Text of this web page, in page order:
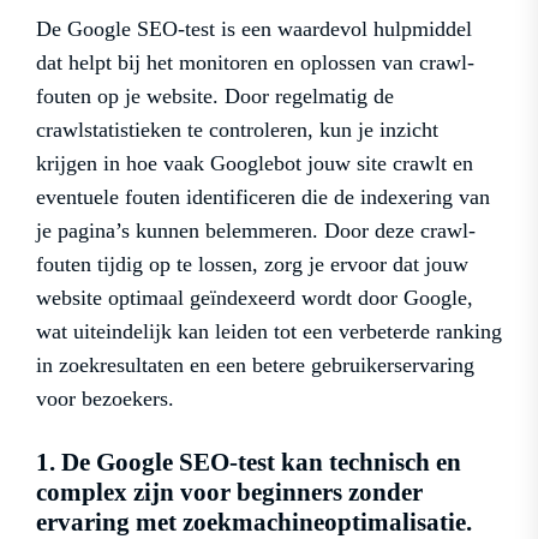
De Google SEO-test is een waardevol hulpmiddel
dat helpt bij het monitoren en oplossen van crawl-
fouten op je website. Door regelmatig de
crawlstatistieken te controleren, kun je inzicht
krijgen in hoe vaak Googlebot jouw site crawlt en
eventuele fouten identificeren die de indexering van
je pagina’s kunnen belemmeren. Door deze crawl-
fouten tijdig op te lossen, zorg je ervoor dat jouw
website optimaal geïndexeerd wordt door Google,
wat uiteindelijk kan leiden tot een verbeterde ranking
in zoekresultaten en een betere gebruikerservaring
voor bezoekers.
1. De Google SEO-test kan technisch en
complex zijn voor beginners zonder
ervaring met zoekmachineoptimalisatie.